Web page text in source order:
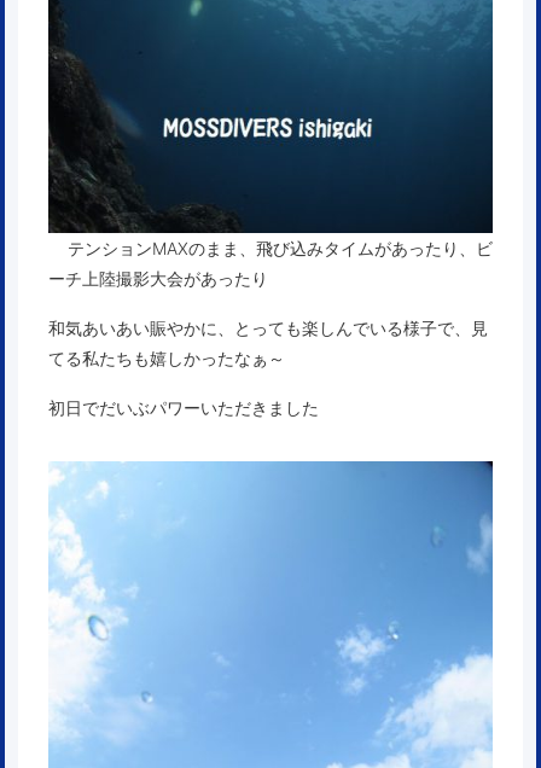
テンションMAXのまま、飛び込みタイムがあったり、ビ
ーチ上陸撮影大会があったり
和気あいあい賑やかに、とっても楽しんでいる様子で、見
てる私たちも嬉しかったなぁ～
初日でだいぶパワーいただきました